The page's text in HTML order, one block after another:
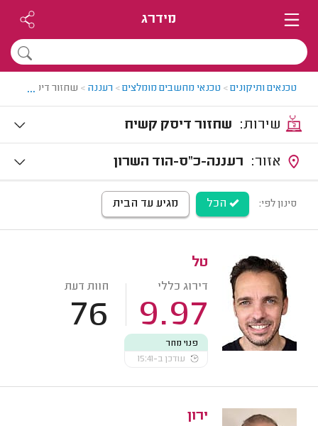
מידרג
טכנאים ותיקונים> טכנאי מחשבים מומלצים> רעננה > שחזור דיסק
...
שחזור דיסק קשיח
רעננה-כ"ס-הוד השרון
סינון לפי: הכל מגיע עד הבית
טל
דירוג כללי
9.97
חוות דעת
76
פנוי מחר
עודכן ב-15:41
ירון